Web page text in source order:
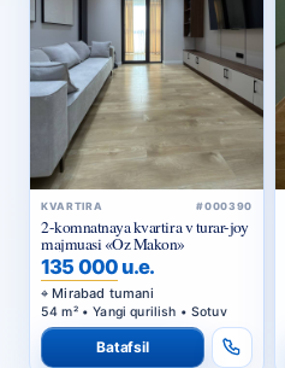
KVARTIRA #000390
2-komnatnaya kvartira v turar-joy
majmuasi «Oz Makon»
135 000 u.e.
Mirabad tumani
54 m² • Yangi qurilish • Sotuv
Batafsil